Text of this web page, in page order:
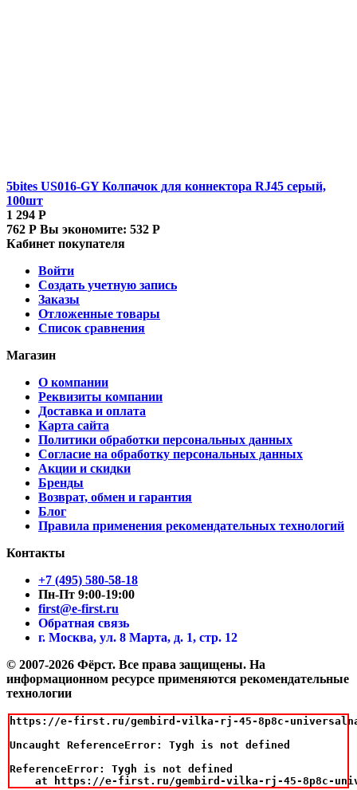
5bites US016-GY Колпачок для коннектора RJ45 серый,
100шт
1 294 Р
762 Р Вы экономите: 532 Р
Кабинет покупателя
Войти
Создать учетную запись
Заказы
Отложенные товары
Список сравнения
Магазин
О компании
Реквизиты компании
Доставка и оплата
Карта сайта
Политики обработки персональных данных
Согласие на обработку персональных данных
Акции и скидки
Бренды
Возврат, обмен и гарантия
Блог
Правила применения рекомендательных технологий
Контакты
+7 (495) 580-58-18
Пн-Пт 9:00-19:00
first@e-first.ru
Обратная связь
г. Москва, ул. 8 Марта, д. 1, стр. 12
© 2007-2026 Фёрст. Все права защищены. На
информационном ресурсе применяются рекомендательные
технологии
https://e-first.ru/gembird-vilka-rj-45-8p8c-
Uncaught ReferenceError: Tygh is not defined
ReferenceError: Tygh is not defined
at https://e-first.ru/gembird-vilka-rj-45-8p8c-